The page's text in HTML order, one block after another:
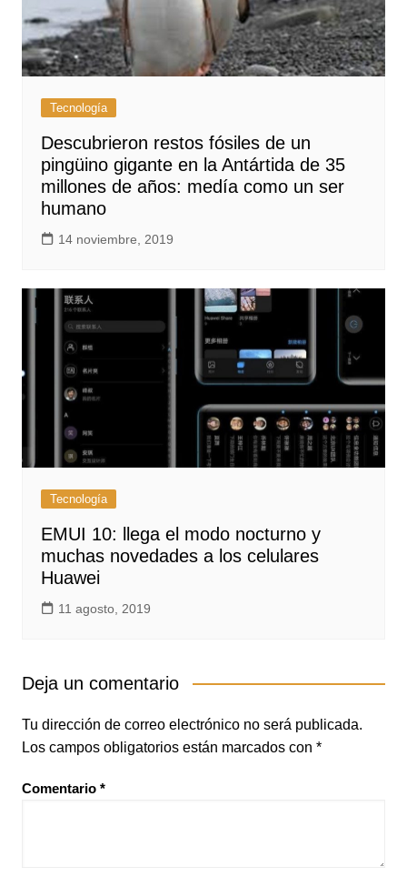
Tecnología
Descubrieron restos fósiles de un
pingüino gigante en la Antártida de 35
millones de años: medía como un ser
humano
14 noviembre, 2019
Tecnología
EMUI 10: llega el modo nocturno y
muchas novedades a los celulares
Huawei
11 agosto, 2019
Deja un comentario
Tu dirección de correo electrónico no será publicada.
Los campos obligatorios están marcados con *
Comentario *